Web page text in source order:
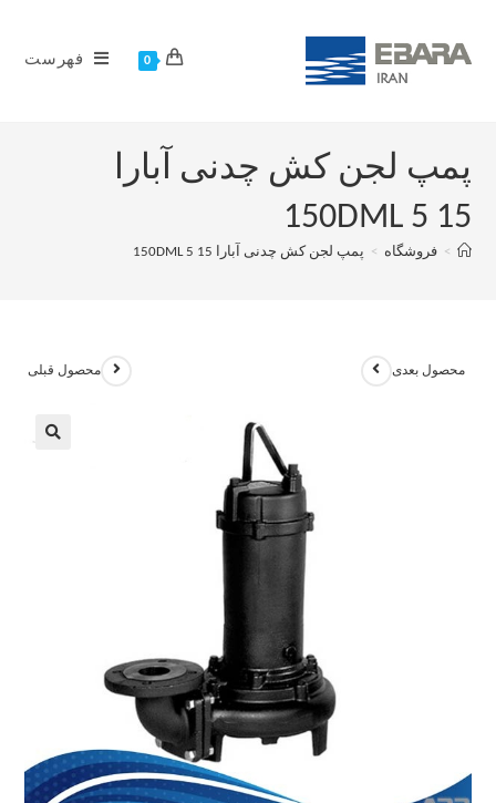
0 فهرست
پمپ لجن کش چدنی آبارا
150DML 5 15
> فروشگاه > پمپ لجن کش چدنی آبارا 150DML 5 15
محصول قبلی محصول بعدی